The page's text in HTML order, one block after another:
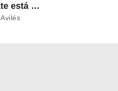
está en
Julio